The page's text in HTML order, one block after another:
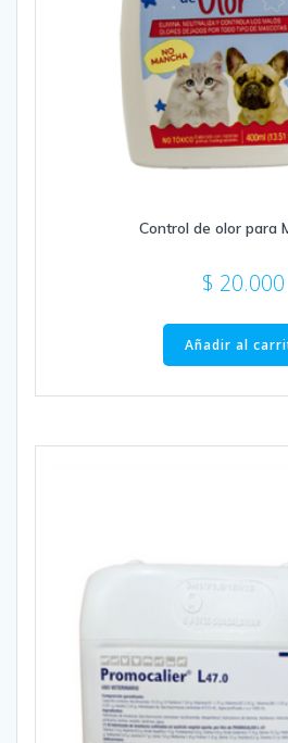
Control de olor para
$ 20.000
Añadir al